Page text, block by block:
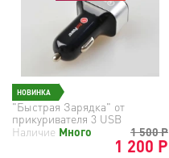
НОВИНКА
"Быстрая Зарядка" от
прикуривателя 3 USB
1 500Р
1 200 Р
Наличие Много